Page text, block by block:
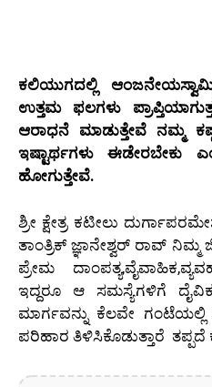
ಕಲಿಯುಗದಲ್ಲಿ
ಉತ್ತಮ ಫಲಗಳು
ಆರಾಧನೆ ಮಾಡುತ್ತೇವೆ ನಮ್ಮ
ಇಷ್ಟಾರ್ಥಗಳು ಈಡೇರಬೇಕು
ಹೋಗುತ್ತೇವೆ.
ಶ್ರೀ ಕ್ಷೇತ್ರ ಕಟೀಲು
ತಾಂತ್ರಿಕ್ ಜ್ಞಾನೇಶ್ವರ್ ರಾವ್ ನಿಮ್ಮ
ಪ್ರೇಮ
ಇದ್ದರೂ ಆ ಸಮಸ್ಯೆಗಳಿಗೆ
ಮಾರ್ಗವನ್ನು ಕೆಲವೇ
ಪರಿಹಾರ ತಿಳಿಸಿಕೊಡುತ್ತಾರೆ